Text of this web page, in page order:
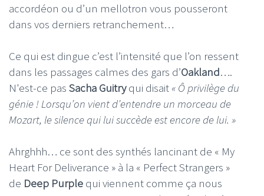
accordéon ou d’un mellotron vous pousseront
dans vos derniers retranchement…
Ce qui est dingue c’est l’intensité que l’on ressent
dans les passages calmes des gars d’Oakland….
N'est-ce pas Sacha Guitryqui disait« Ô privilège du
génie ! Lorsqu’on vient d’entendre un morceau de
Mozart, le silence qui lui succède est encore de lui. »
Ahrghhh… ce sont des synthés lancinant de « My
Heart For Deliverance » à la « Perfect Strangers »
de Deep Purple qui viennent comme ça nous